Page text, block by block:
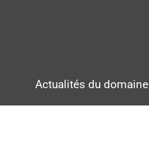
Actualités du domaine